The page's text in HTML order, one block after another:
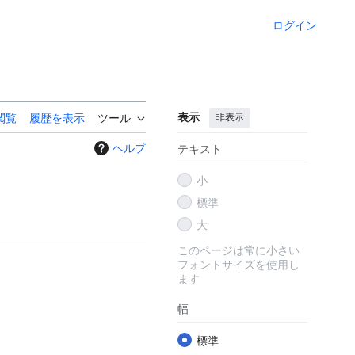
ログイン
覧 履歴を表示 ツール 表示 非表示
テキスト
小
標準
大
このページは常に小さい
フォントサイズを使用し
ます
幅
標準
ヘルプ